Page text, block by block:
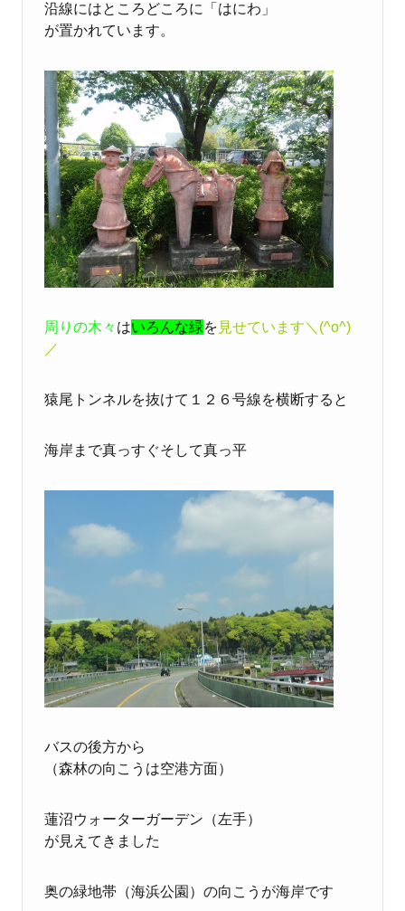
沿線にはところどころに「はにわ」
が置かれています。
周りの木々 はいろんな緑を 見せています＼(^o^)
／
猿尾トンネルを抜けて１２６号線を横断すると
海岸まで真っすぐそして真っ平
バスの後方から
（森林の向こうは空港方面）
蓮沼ウォーターガーデン（左手）
が見えてきました
奥の緑地帯（海浜公園）の向こうが海岸です